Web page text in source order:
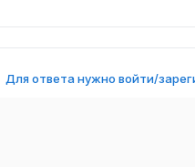
Для ответа нужно войти/